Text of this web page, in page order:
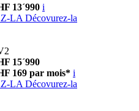
13´990 i
LA Décovurez-la
15´990
169 par mois* i
LA Décovurez-la